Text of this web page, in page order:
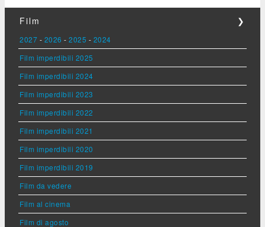
Film ❯
2027 - 2026 - 2025 - 2024
Film imperdibili 2025
Film imperdibili 2024
Film imperdibili 2023
Film imperdibili 2022
Film imperdibili 2021
Film imperdibili 2020
Film imperdibili 2019
Film da vedere
Film al cinema
Film di agosto